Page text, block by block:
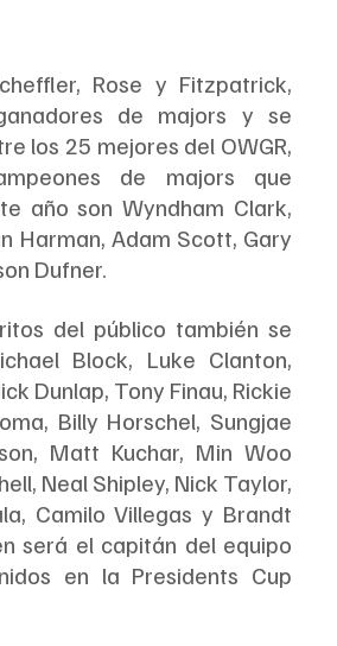
Rose y Fitzpatrick,
de majors y se
los 25 mejores del OWGR,
de majors que
año son Wyndham Clark,
Harman, Adam Scott, Gary
Dufner.
del público también se
Block, Luke Clanton,
Dunlap, Tony Finau, Rickie
Billy Horschel, Sungjae
Matt Kuchar, Min Woo
Neal Shipley, Nick Taylor,
Camilo Villegas y Brandt
será el capitán del equipo
en la Presidents Cup